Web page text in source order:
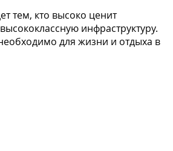
тем, кто высоко ценит
инфраструктуру.
для жизни и отдыха в